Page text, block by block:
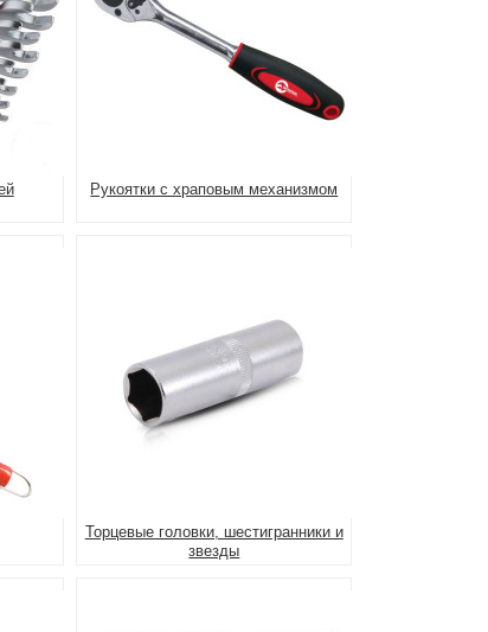
Рукоятки с храповым механизмом
Торцевые головки, шестигранники и
звезды